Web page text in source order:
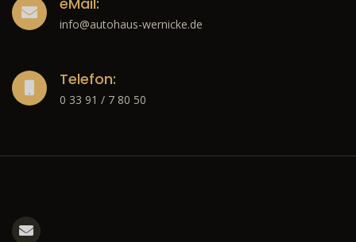
info@autohaus-wernicke.de
Telefon:
0 33 91 / 7 80 50